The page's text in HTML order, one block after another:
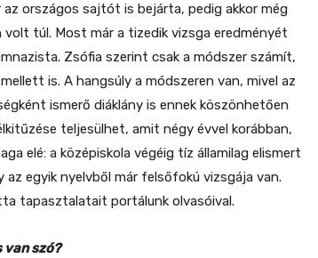
országos sajtót is bejárta, pedig akkor még
volt túl. Most már a tizedik vizsga eredményét
Zsófia szerint csak a módszer számít,
is. A hangsúly a módszeren van, mivel az
ismerő diáklány is ennek köszönhetően
teljesülhet, amit négy évvel korábban,
elé: a középiskola végéig tíz államilag elismert
egyik nyelvből már felsőfokú vizsgája van.
tapasztalatait portálunk olvasóival.
szó?